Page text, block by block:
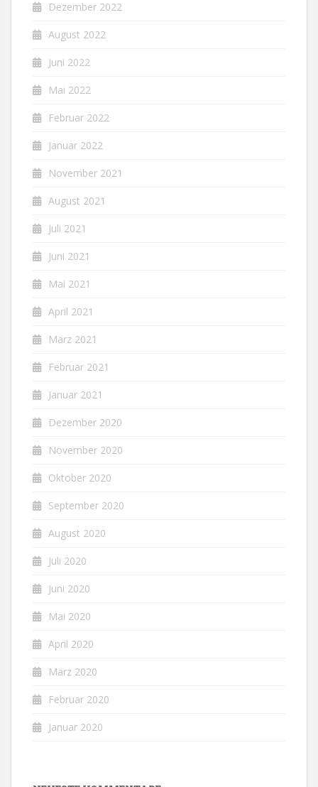
Dezember 2022
August 2022
Juni 2022
Mai 2022
Februar 2022
Januar 2022
November 2021
August 2021
Juli 2021
Juni 2021
Mai 2021
April 2021
März 2021
Februar 2021
Januar 2021
Dezember 2020
November 2020
Oktober 2020
September 2020
August 2020
Juli 2020
Juni 2020
Mai 2020
April 2020
März 2020
Februar 2020
Januar 2020